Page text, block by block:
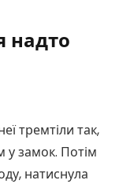
надто
тремтіли так,
у замок. Потім
натиснула